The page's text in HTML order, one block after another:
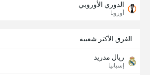
الدوري الأوروبي
أوروبا
الفرق الأكثر شعبية
ريال مدريد
إسبانيا